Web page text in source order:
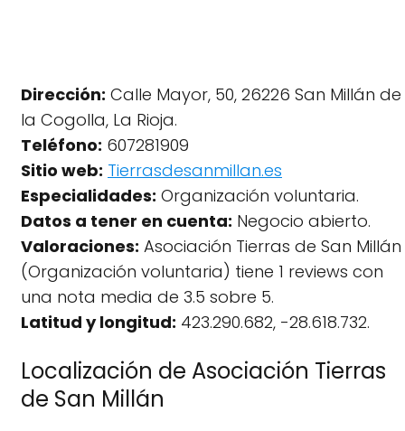
Dirección: Calle Mayor, 50, 26226 San Millán de
la Cogolla, La Rioja.
Teléfono: 607281909
Sitio web: Tierrasdesanmillan.es
Especialidades: Organización voluntaria.
Datos a tener en cuenta: Negocio abierto.
Valoraciones: Asociación Tierras de San Millán
(Organización voluntaria) tiene 1 reviews con
una nota media de 3.5 sobre 5.
Latitud y longitud: 423.290.682, -28.618.732.
Localización de Asociación Tierras
de San Millán